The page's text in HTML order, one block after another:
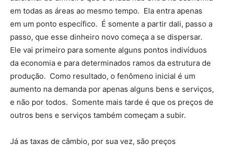
em todas as áreas ao mesmo tempo. Ela entra apenas
em um ponto específico. É somente a partir dali, passo a
passo, que esse dinheiro novo começa a se dispersar.
Ele vai primeiro para somente alguns pontos indivíduos
da economia e para determinados ramos da estrutura de
produção. Como resultado, o fenômeno inicial é um
aumento na demanda por apenas alguns bens e serviços,
e não por todos. Somente mais tarde é que os preços de
outros bens e serviços também começam a subir.
Já as taxas de câmbio, por sua vez, são preços